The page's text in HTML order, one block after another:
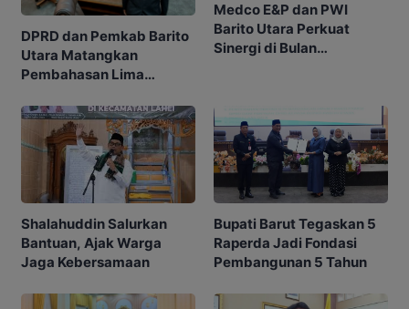
DPRD dan Pemkab Barito
Utara Matangkan
Pembahasan Lima
Medco E&P dan PWI
Barito Utara Perkuat
Sinergi di Bulan
Shalahuddin Salurkan
Bantuan, Ajak Warga
Jaga Kebersamaan
Bupati Barut Tegaskan 5
Raperda Jadi Fondasi
Pembangunan 5 Tahun